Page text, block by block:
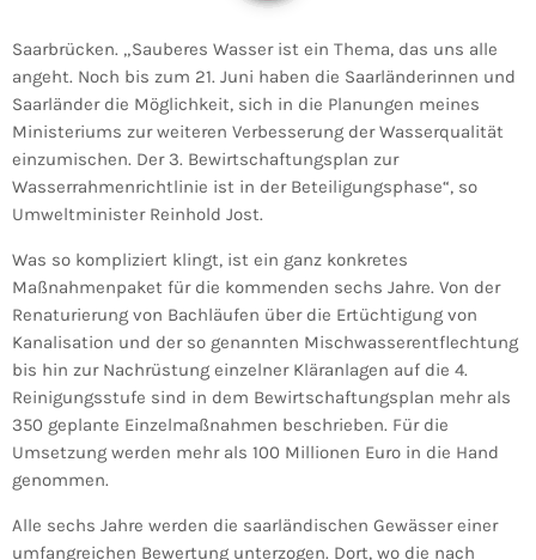
Saarbrücken. „Sauberes Wasser ist ein Thema, das uns alle
angeht. Noch bis zum 21. Juni haben die Saarländerinnen und
Saarländer die Möglichkeit, sich in die Planungen meines
Ministeriums zur weiteren Verbesserung der Wasserqualität
einzumischen. Der 3. Bewirtschaftungsplan zur
Wasserrahmenrichtlinie ist in der Beteiligungsphase“, so
Umweltminister Reinhold Jost.
Was so kompliziert klingt, ist ein ganz konkretes
Maßnahmenpaket für die kommenden sechs Jahre. Von der
Renaturierung von Bachläufen über die Ertüchtigung von
Kanalisation und der so genannten Mischwasserentflechtung
bis hin zur Nachrüstung einzelner Kläranlagen auf die 4.
Reinigungsstufe sind in dem Bewirtschaftungsplan mehr als
350 geplante Einzelmaßnahmen beschrieben. Für die
Umsetzung werden mehr als 100 Millionen Euro in die Hand
genommen.
Alle sechs Jahre werden die saarländischen Gewässer einer
umfangreichen Bewertung unterzogen. Dort, wo die nach